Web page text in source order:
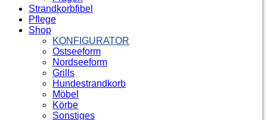
Strandkorbfibel
Pflege
Shop
KONFIGURATOR
Ostseeform
Nordseeform
Grills
Hundestrandkorb
Möbel
Körbe
Sonstiges